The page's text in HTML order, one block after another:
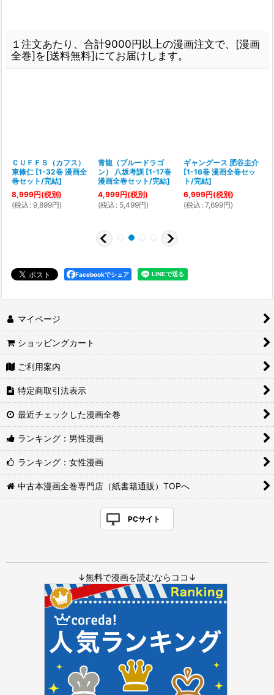
１注文あたり、合計9000円以上の漫画注文で、[漫画
全巻]を[送料無料]にてお届けします。
ＣＵＦＦＳ（カフス）
東條仁 [1-32巻 漫画全
巻セット/完結]
8,999円(税別)
(税込 : 9,899円)
青龍（ブルードラゴ
ン） 八坂考訓 [1-17巻
漫画全巻セット/完結]
4,999円(税別)
(税込 : 5,499円)
ギャングース 肥谷圭介
[1-16巻 漫画全巻セッ
ト/完結]
6,999円(税別)
(税込 : 7,699円)
Facebookでシェア
マイページ
ショッピングカート
ご利用案内
特定商取引法表示
最近チェックした漫画全巻
ランキング：男性漫画
ランキング：女性漫画
中古本漫画全巻専門店（紙書籍通販）TOPへ
PCサイト
↓無料で漫画を読むならココ↓